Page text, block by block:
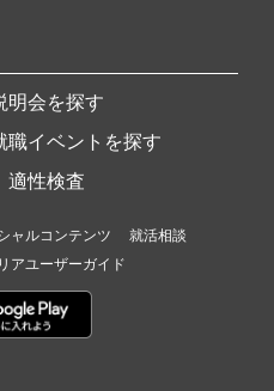
明会を探す
職イベントを探す
適性検査
ャルコンテンツ
就活相談
アユーザーガイド